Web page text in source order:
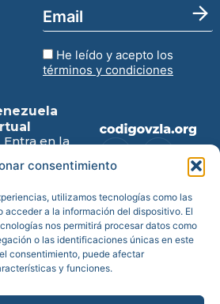
consentimiento
utilizamos tecnologías como las
acceder a la información del dispositivo. El
nos permitirá procesar datos como
o las identificaciones únicas en este
consentimiento, puede afectar
y funciones.
He leído y acepto los
términos y condiciones
Entra en la
Descarga
Descarga
para
Android